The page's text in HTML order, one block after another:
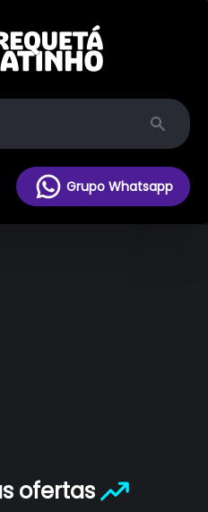
Search
Grupo Whatsapp
ofertas